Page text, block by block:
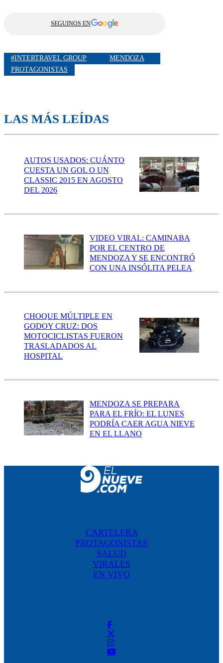
SEGUINOS EN
#INTERTRAVEL GROUP
MENDOZA
PROTAGONISTAS
LAS MÁS LEÍDAS
AUTOS USADOS: CUÁNTO
CUESTA UN GOL O UN
CLASSIC 2015 EN AGOSTO
DEL 2026
VIDEO VIRAL: CAMINABA
POR EL CENTRO DE
MENDOZA Y SE ENCONTRÓ
CON UNA INSÓLITA PELEA
CHOQUE MÚLTIPLE EN
GODOY CRUZ: DOS
MOTOCICLISTAS FUERON
TRASLADADOS AL
HOSPITAL
MENDOZA SE PREPARA
PARA EL FRÍO: EL LUNES
PODRÍA CAER AGUA NIEVE
EN EL LLANO
CARTELERA
PROTAGONISTAS
SALUD
VIRALES
EN VIVO